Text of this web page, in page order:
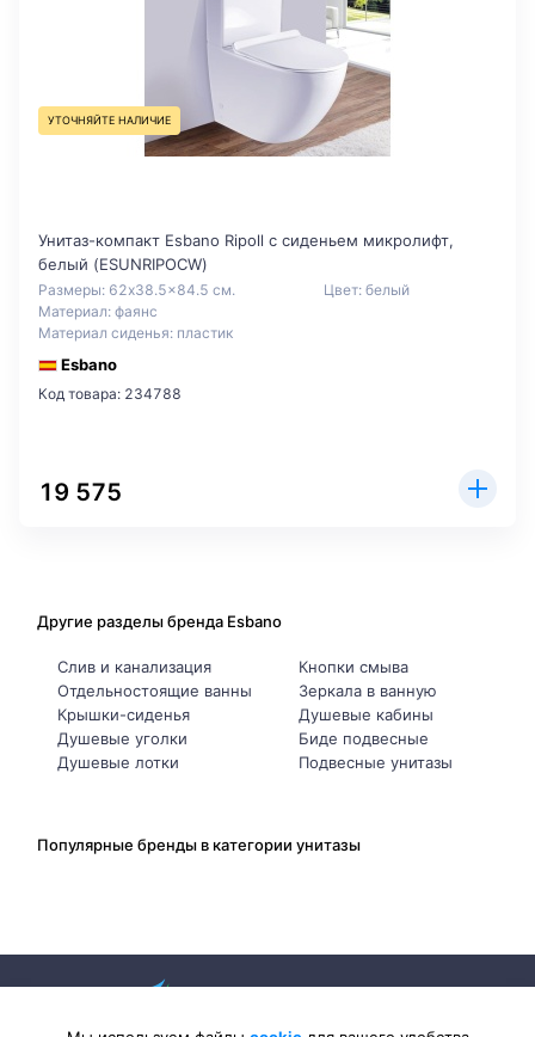
УТОЧНЯЙТЕ НАЛИЧИЕ
Унитаз-компакт Esbano Ripoll с сиденьем микролифт,
белый (ESUNRIPOCW)
Размеры: 62x38.5x84.5 см.
Материал: фаянс
Материал сиденья: пластик
Цвет: белый
Esbano
Код товара: 234788
19 575
Другие разделы бренда Esbano
Слив и канализация
Отдельностоящие ванны
Крышки-сиденья
Душевые уголки
Душевые лотки
Кнопки смыва
Зеркала в ванную
Душевые кабины
Биде подвесные
Подвесные унитазы
Популярные бренды в категории унитазы